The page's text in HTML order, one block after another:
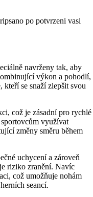
po potvrzeni vasi
navrženy tak, aby
výkon a pohodlí,
se snaží zlepšit svou
což je zásadní pro rychlé
využívat
změny směru během
uchycení a zároveň
riziko zranění. Navíc
což umožňuje nohám
seancí.